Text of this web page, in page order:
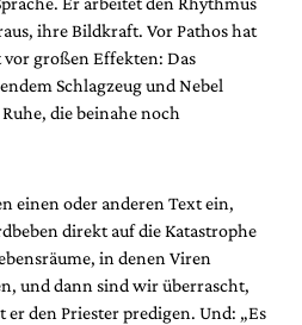
ihre Bildkraft. Vor Pathos hat
großen Effekten: Das
Schlagzeug und Nebel
die beinahe noch
einen oder anderen Text ein,
direkt auf die Katastrophe
in denen Viren
und dann sind wir überrascht,
er den Priester predigen. Und: „Es